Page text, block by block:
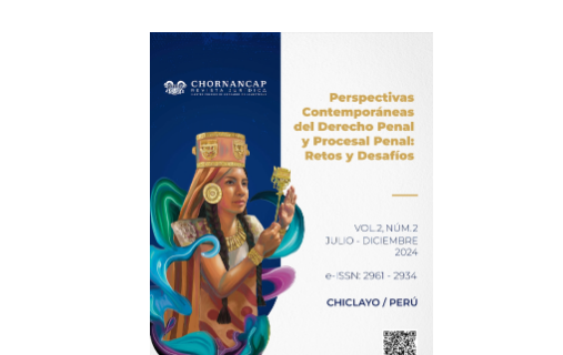
Imagen de portada